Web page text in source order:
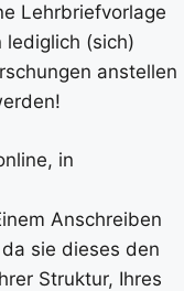
Lehrbriefvorlage
lediglich (sich)
anstellen
in
Anschreiben
sie dieses den
Struktur, Ihres